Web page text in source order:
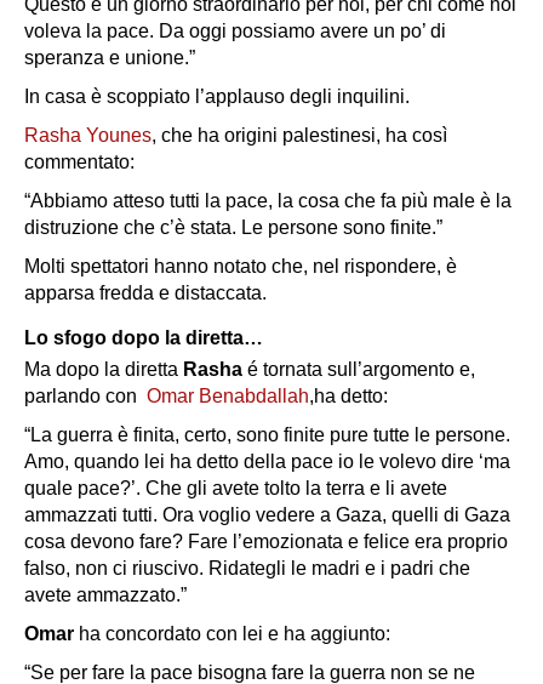
voleva la pace. Da oggi possiamo avere un po’ di
speranza e unione.”
In casa è scoppiato l’applauso degli inquilini.
Rasha Younes, che ha origini palestinesi, ha così
commentato:
“Abbiamo atteso tutti la pace, la cosa che fa più male è la
distruzione che c’è stata. Le persone sono finite.”
Molti spettatori hanno notato che, nel rispondere, è
apparsa fredda e distaccata.
Lo sfogo dopo la diretta…
Ma dopo la diretta Rasha é tornata sull’argomento e,
parlando con Omar Benabdallah,ha detto:
“La guerra è finita, certo, sono finite pure tutte le persone.
Amo, quando lei ha detto della pace io le volevo dire ‘ma
quale pace?’. Che gli avete tolto la terra e li avete
ammazzati tutti. Ora voglio vedere a Gaza, quelli di Gaza
cosa devono fare? Fare l’emozionata e felice era proprio
falso, non ci riuscivo. Ridategli le madri e i padri che
avete ammazzato.”
Omar ha concordato con lei e ha aggiunto:
“Se per fare la pace bisogna fare la guerra non se ne